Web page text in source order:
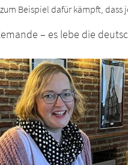
Beispiel dafür kämpft, dass
– es lebe die